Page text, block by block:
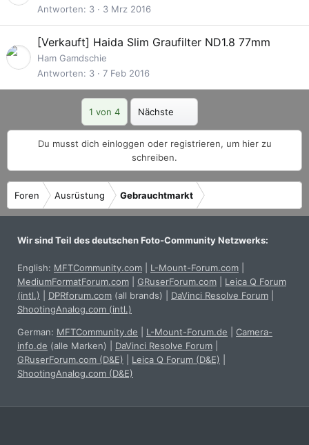
Antworten
3 3 Mrz 2016
[Verkauft] Haida Slim Graufilter ND1.8 77mm
Ham Gamdschie
Antworten
3 7 Feb 2016
1 von 4 Nächste
Du musst dich einloggen oder registrieren, um hier zu
schreiben.
Foren Ausrüstung Gebrauchtmarkt
Wir sind Teil des deutschen Foto-Community Netzwerks:
English: MFTCommunity.com L-Mount-Forum.com
MediumFormatForum.com
GRuserForum.com
Leica Q Forum
(intl.)
DPRforum.com (all brands) DaVinci Resolve Forum
ShootingAnalog.com (intl.)
German: MFTCommunity.de L-Mount-Forum.de
Camera-
info.de (alle Marken) DaVinci Resolve Forum
GRuserForum.com (D&E)
Leica Q Forum (D&E)
ShootingAnalog.com (D&E)